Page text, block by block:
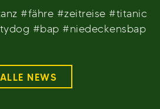
#fähre #zeitreise #titanic
#bap #niedeckensbap
ALLE NEWS